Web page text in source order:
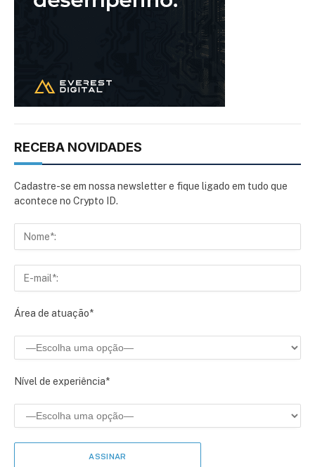
RECEBA NOVIDADES
Cadastre-se em nossa newsletter e fique ligado em tudo que
acontece no Crypto ID.
Área de atuação*
Nível de experiência*